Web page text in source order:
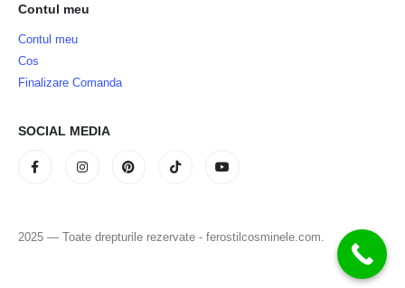
Contul meu
Contul meu
Cos
Finalizare Comanda
SOCIAL MEDIA
2025 — Toate drepturile rezervate - ferostilcosminele.com.